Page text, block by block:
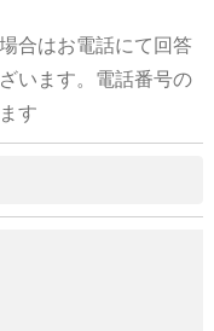
合はお電話にて回答
います。電話番号の
す